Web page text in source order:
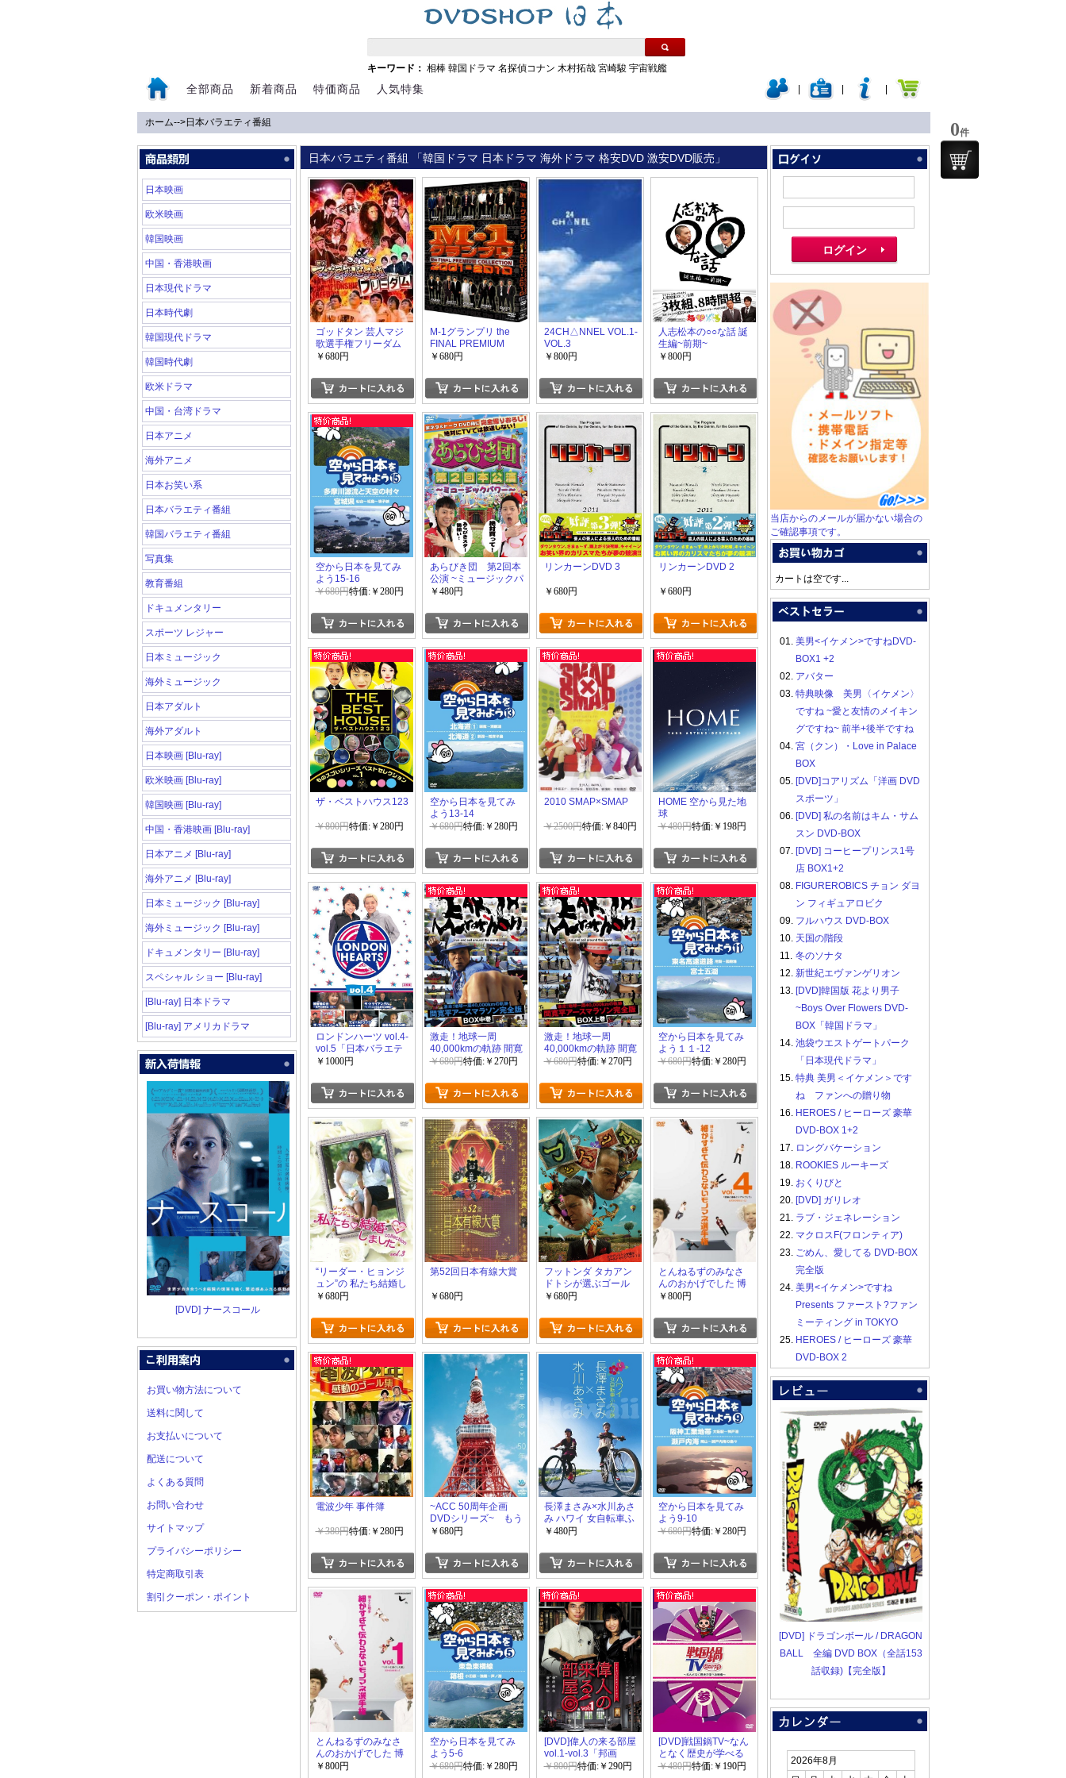
キーワード： 相棒 韓国ドラマ 名探偵コナン 木村拓哉 宮崎駿 宇宙戦艦
全部商品 新着商品 特価商品 人気特集
ホーム-->日本バラエティ番組
日本映画
欧米映画
韓国映画
中国・香港映画
日本現代ドラマ
日本時代劇
韓国現代ドラマ
韓国時代劇
欧米ドラマ
中国・台湾ドラマ
日本アニメ
海外アニメ
日本お笑い系
日本バラエティ番組
韓国バラエティ番組
写真集
教育番組
ドキュメンタリー
スポーツ レジャー
日本ミュージック
海外ミュージック
日本アダルト
海外アダルト
日本映画 [Blu-ray]
欧米映画 [Blu-ray]
韓国映画 [Blu-ray]
中国・香港映画 [Blu-ray]
日本アニメ [Blu-ray]
海外アニメ [Blu-ray]
日本ミュージック [Blu-ray]
海外ミュージック [Blu-ray]
ドキュメンタリー [Blu-ray]
スペシャル ショー [Blu-ray]
[Blu-ray] 日本ドラマ
[Blu-ray] アメリカドラマ
[DVD] ナースコール
お買い物方法について
送料に関して
お支払いについて
配送について
よくある質問
お問い合わせ
サイトマップ
プライバシーポリシー
特定商取引表
割引クーポン・ポイント
日本バラエティ番組 「韓国ドラマ 日本ドラマ 海外ドラマ 格安DVD 激安DVD販売」
ゴッドタン 芸人マジ
歌選手権フリーダム
+ゴッドタン 衝動のモ
￥680円
M-1グランプリ the
FINAL PREMIUM
COLLECTION 2001-
￥680円
24CH△NNEL VOL.1-
VOL.3
￥800円
人志松本の○○な話 誕
生編~前期~
￥800円
空から日本を見てみ
よう15-16
￥680円特価:￥280円
あらびき団 第2回本
公演 ~ミュージックパ
ワー~
￥480円
リンカーンDVD 3
￥680円
リンカーンDVD 2
￥680円
ザ・ベストハウス123
￥800円特価:￥280円
空から日本を見てみ
よう13-14
￥680円特価:￥280円
2010 SMAP×SMAP
￥2500円特価:￥840円
HOME 空から見た地
球
￥480円特価:￥198円
ロンドンハーツ vol.4-
vol.5「日本バラエテ
ィー番組」
￥1000円
激走！地球一周
40,000kmの軌跡 間寛
平アースマラソン完
￥680円特価:￥270円
激走！地球一周
40,000kmの軌跡 間寛
平アースマラソン完
￥680円特価:￥270円
空から日本を見てみ
よう１１-12
￥680円特価:￥280円
“リーダー・ヒョンジ
ュン”の 私たち結婚し
ました-コレクション-
集~
￥680円
第52回日本有線大賞
￥680円
フットンダ タカアン
ドトシが選ぶゴール
ドモジりベスト10+フ
トシが選ぶゴールド
モジりベスト10 第2
弾
￥680円
とんねるずのみなさ
んのおかげでした 博
士と助手 細かすぎて
選手権 vol.4-vol.6
￥800円
電波少年 事件簿
￥380円特価:￥280円
~ACC 50周年企画
DVDシリーズ~ もう
一度観たい 日本のCM
ルをあわせた日 杉
山登志TVCM作品集
￥680円
長澤まさみ×水川あさ
み ハワイ 女自転車ふ
たり旅
￥480円
空から日本を見てみ
よう9-10
￥680円特価:￥280円
とんねるずのみなさ
んのおかげでした 博
士と助手 細かすぎて
￥800円
空から日本を見てみ
よう5-6
￥680円特価:￥280円
[DVD]偉人の来る部屋
vol.1-vol.3「邦画
DVD お笑い・バラエ
￥800円特価:￥290円
[DVD]戦国鍋TV~なん
となく歴史が学べる
映像~ 参「邦画
￥480円特価:￥190円
当店からのメールが届かない場合の
ご確認事項です。
カートは空です...
01. 美男<イケメン>ですねDVD-
BOX1 +2
02. アバター
03. 特典映像 美男〈イケメン〉
ですね ~愛と友情のメイキン
グですね~ 前半+後半ですね
04. 宮（クン）・Love in Palace
BOX
05. [DVD]コアリズム「洋画 DVD
スポーツ」
06. [DVD] 私の名前はキム・サム
スン DVD-BOX
07. [DVD] コーヒープリンス1号
店 BOX1+2
08. FIGUREROBICS チョン ダヨ
ン フィギュアロビク
09. フルハウス DVD-BOX
10. 天国の階段
11. 冬のソナタ
12. 新世紀エヴァンゲリオン
13. [DVD]韓国版 花より男子
~Boys Over Flowers DVD-
BOX「韓国ドラマ」
14. 池袋ウエストゲートパーク
「日本現代ドラマ」
15. 特典 美男＜イケメン＞です
ね ファンへの贈り物
16. HEROES / ヒーローズ 豪華
DVD-BOX 1+2
17. ロングバケーション
18. ROOKIES ルーキーズ
19. おくりびと
20. [DVD] ガリレオ
21. ラブ・ジェネレーション
22. マクロスF(フロンティア)
23. ごめん、愛してる DVD-BOX
完全版
24. 美男<イケメン>ですね
Presents ファースト?ファン
ミーティング in TOKYO
25. HEROES / ヒーローズ 豪華
DVD-BOX 2
[DVD] ドラゴンボール / DRAGON
BALL 全編 DVD BOX（全話153
話収録)【完全版】
2026年8月
0件
0